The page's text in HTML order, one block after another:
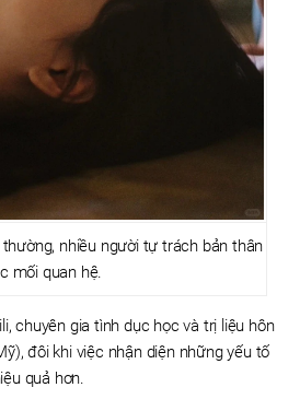
nhiều người tự trách bản thân
mối quan hệ.
chuyên gia tình dục học và trị liệu hôn
đôi khi việc nhận diện những yếu tố
quả hơn.